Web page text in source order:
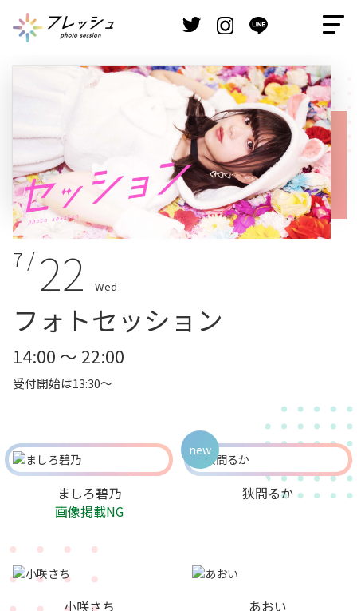
7 / 22 Wed
フォトセッション
14:00 ～ 22:00
受付開始は13:30～
ましろ碧乃
画像掲載NG
狭間るか
new
小咲さち
あおい